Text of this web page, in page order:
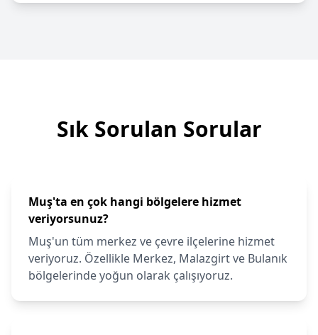
Sık Sorulan Sorular
Muş'ta en çok hangi bölgelere hizmet
veriyorsunuz?
Muş'un tüm merkez ve çevre ilçelerine hizmet
veriyoruz. Özellikle Merkez, Malazgirt ve Bulanık
bölgelerinde yoğun olarak çalışıyoruz.